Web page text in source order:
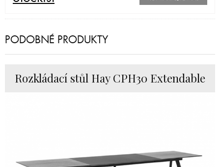
PODOBNÉ PRODUKTY
Rozkládací stůl Hay CPH30 Extendable